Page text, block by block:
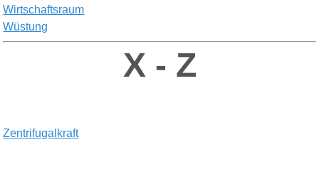
Wirtschaftsraum
Wüstung
X - Z
Zentrifugalkraft